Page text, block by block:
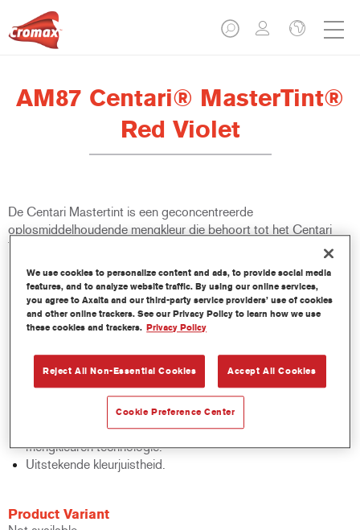
AM87 Centari® MasterTint®
Red Violet
De Centari Mastertint is een geconcentreerde
oplosmiddelhoudende mengkleur die behoort tot het Centari
Topcoat en Basecoat gamma.
Product- eigenschappen
Bijzonder veelzijdig en gebruiksvriendelijk
oplosmiddelhoudend laksysteem.
kwaliteiten - medium en high-solids, aflakken en basislakken.
Snelle voorraadcontrole.
Eenvoudige administratie.
Bespaart opslagruimte.
Gebaseerd op de bewezen Cromax geconcentreerde
mengkleuren technologie.
Uitstekende kleurjuistheid.
Product Variant
We use cookies to personalize content and ads, to provide social media
features, and to analyze website traffic. By using our online services,
you agree to Axalta and our third-party service providers’ use of cookies
and other online trackers. See our Privacy Policy to learn how we use
these cookies and trackers. Privacy Policy
Reject All Non-Essential Cookies Accept All Cookies
Cookie Preference Center